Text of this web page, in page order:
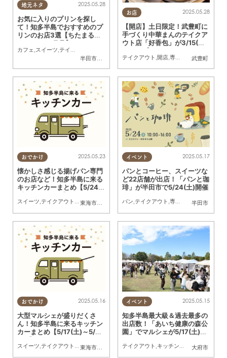
地元ネタ
半田市
,常滑市 南知多町
2025.05.28
お気に入りのプリンを探し
て！知多半島でおすすめのプ
リンのお店3選【ちたまるス
タイル6・7月号】
カフェ スイーツ テイクアウト ちたまるスタイル掲載店
お店
武豊町
2025.05.28
【開店】土日限定！武豊町に
手づくり中華まんのテイクア
ウト店「好香包」が3/15(土)
にオープン
テイクアウト 開店, 専門店 家族
おでかけ
東海市
,大府市 知多市,東浦町 ,半田市,常滑市 武豊町,南知多
2025.05.23
懐かしさ感じる揚げパン専門
のお店など！知多半島に来る
キッチンカーまとめ【5/24
スイーツ,テイクアウト ,キッチンカー イベント,まとめ記事
イベント
半田市
2025.05.17
パンとコーヒー、スイーツな
ど22店舗が出店！「パンと珈
琲」が半田市で5/24(土)開催
パン,テイクアウト ,専門店 雑貨,イベント
おでかけ
東海市
, 大府市 知多市 ,東浦町 ,半田市,常滑市 武豊町,南知多
2025.05.16
大型マルシェが盛りだくさ
ん！知多半島に来るキッチン
カーまとめ【5/17(土)～5/23
スイーツ,テイクアウト ,キッチンカー イベント ,まとめ記事
イベント
大府市
2025.05.15
知多半島最大級＆過去最多の
出店数！「あいち健康の森公
園」でマルシェが5/17(土)・1
テイクアウト ,キッチンカー ,家族,